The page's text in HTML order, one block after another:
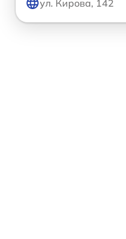
ул. Кирова, 142